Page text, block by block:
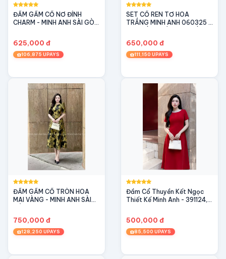
ĐẦM GẤM CỔ NƠ ĐÍNH
CHARM - MINH ANH SÀI GÒN
Quý phái
625,000 đ
106,875 UPAYS
SET CỔ REN TƠ HOA
TRẮNG MINH ANH 060325 -
HOA NHẸ NHÀNG
650,000 đ
111,150 UPAYS
ĐẦM GẤM CỔ TRÒN HOA
MAI VÀNG - MINH ANH SÀI
PHÁI
750,000 đ
128,250 UPAYS
Đầm Cổ Thuyền Kết Ngọc
Thiết Kế Minh Anh - 391124,
thuyền đính ngọc
500,000 đ
85,500 UPAYS